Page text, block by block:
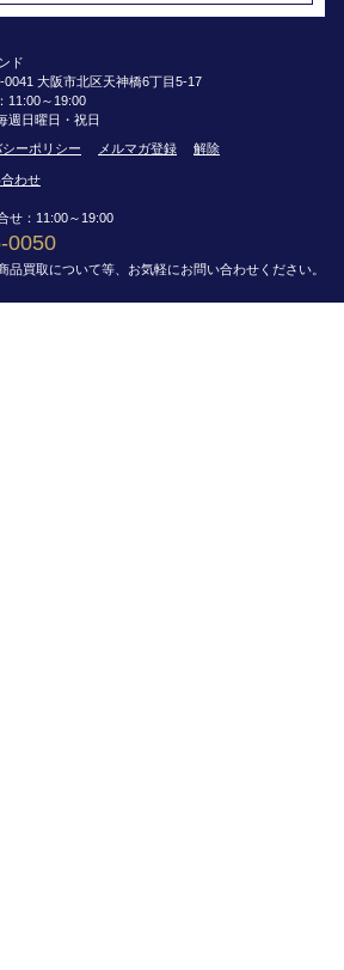
ド
0041 大阪市北区天神橋6丁目5-17
11:00～19:00
週日曜日・祝日
ーポリシー メルマガ登録 解除
わせ
せ：11:00～19:00
0050
品買取について等、お気軽にお問い合わせください。